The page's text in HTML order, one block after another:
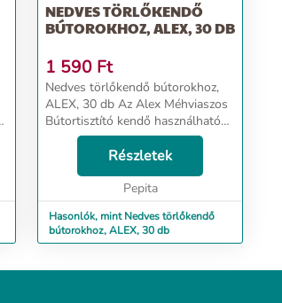
NEDVES TÖRLŐKENDŐ
BÚTOROKHOZ, ALEX, 30 DB
1 590 Ft
Nedves törlőkendő bútorokhoz,
ALEX, 30 db Az Alex Méhviaszos
Bútortisztító kendő használható
lakkozott fabútorok, ablak- és
ajtókeretek, fa képkeretek
tisztítására. - eltávolítja az
ujjlenyomatokat -...
Részletek
Pepita
Hasonlók, mint Nedves törlőkendő
bútorokhoz, ALEX, 30 db